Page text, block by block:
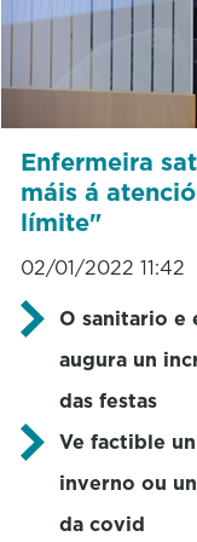
Enfermeira
máis á
límite"
02/01/2022 11:42
O sanitario e
augura un
das festas
Ve factible
inverno ou
da covid